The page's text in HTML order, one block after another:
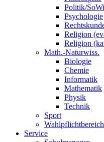
Politik/SoWi
Psychologie
Religion
Religion
Math.-Naturwiss.
Biologie
Chemie
Informatik
Mathematik
Physik
Technik
Sport
Wahlpflichtbereich
Service